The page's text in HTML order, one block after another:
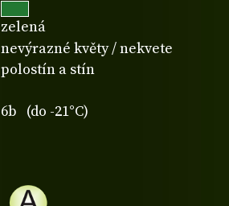
zelená
nevýrazné květy / nekvete
polostín a stín
6b (do -21°C)